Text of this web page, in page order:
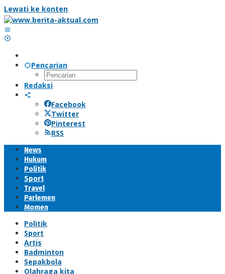
Lewati ke konten
Pencarian
Redaksi
Facebook
Twitter
Pinterest
RSS
News
Hukum
Politik
Sport
Travel
Parlemen
Momen
Politik
Sport
Artis
Badminton
Sepakbola
Olahraga kita